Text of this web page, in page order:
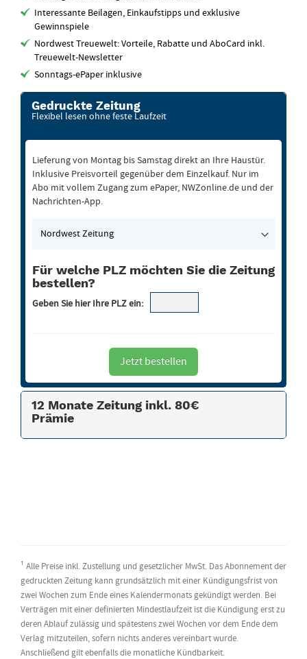
Interessante Beilagen, Einkaufstipps und exklusive
Gewinnspiele
Nordwest Treuewelt: Vorteile, Rabatte und AboCard inkl.
Treuewelt-Newsletter
Sonntags-ePaper inklusive
Gedruckte Zeitung
Flexibel lesen ohne feste Laufzeit
Lieferung von Montag bis Samstag direkt an Ihre Haustür.
Inklusive Preisvorteil gegenüber dem Einzelkauf. Nur im
Abo mit vollem Zugang zum ePaper, NWZonline.de und der
Nachrichten-App.
der
Für welche PLZ möchten Sie die Zeitung
bestellen?
Geben Sie hier Ihre PLZ ein:
Jetzt bestellen
12 Monate Zeitung inkl. 80€
Prämie
¹ Alle Preise inkl. Zustellung und gesetzlicher MwSt. Das Abonnement der
gedruckten Zeitung kann grundsätzlich mit einer Kündigungsfrist von
zwei Wochen zum Ende eines Kalendermonats gekündigt werden. Bei
Verträgen mit einer definierten Mindestlaufzeit ist die Kündigung erst zu
deren Ablauf zulässig und spätestens zwei Wochen vor dem Ende dem
Verlag mitzuteilen, sofern nichts anderes vereinbart wurde.
Anschließend gilt ebenfalls die monatliche Kündbarkeit.